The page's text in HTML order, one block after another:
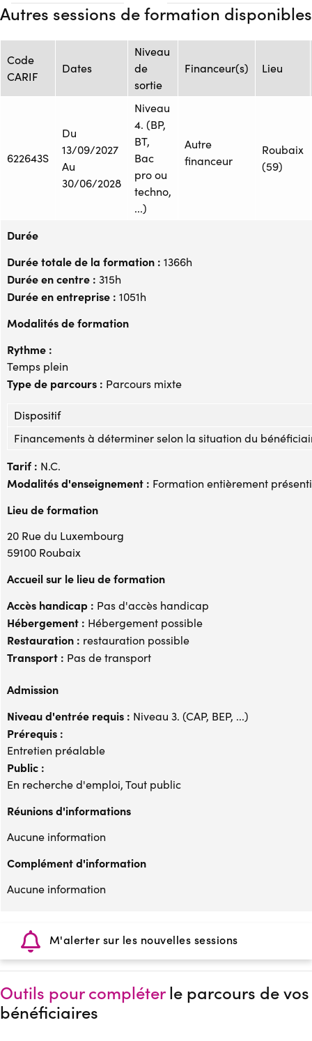
Autres sessions de formation disponibles
Code
CARIF
Dates
Niveau
de
sortie
Financeur(s) Lieu
622643S
Du
13/09/2027
Au
30/06/2028
Niveau
4. (BP,
BT,
Bac
pro ou
techno,
...)
Autre
financeur
Roubaix
(59)
Durée
Durée totale de la formation : 1366h
Durée en centre : 315h
Durée en entreprise : 1051h
Modalités de formation
Rythme :
Temps plein
Type de parcours : Parcours mixte
Dispositif
Financements à déterminer selon la situation du
Tarif : N.C.
Modalités d'enseignement : Formation entièrement
Lieu de formation
20 Rue du Luxembourg
59100 Roubaix
Accueil sur le lieu de formation
Accès handicap : Pas d'accès handicap
Hébergement : Hébergement possible
Restauration : restauration possible
Transport : Pas de transport
Admission
Niveau d'entrée requis : Niveau 3. (CAP, BEP, ...)
Prérequis :
Entretien préalable
Public :
En recherche d'emploi, Tout public
Réunions d'informations
Aucune information
Complément d'information
Aucune information
M'alerter sur les nouvelles sessions
Outils pour compléterle parcours de vos
bénéficiaires